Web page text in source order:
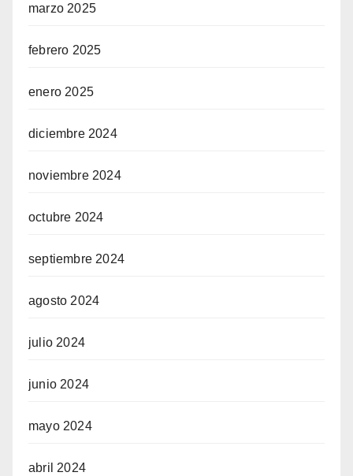
marzo 2025
febrero 2025
enero 2025
diciembre 2024
noviembre 2024
octubre 2024
septiembre 2024
agosto 2024
julio 2024
junio 2024
mayo 2024
abril 2024